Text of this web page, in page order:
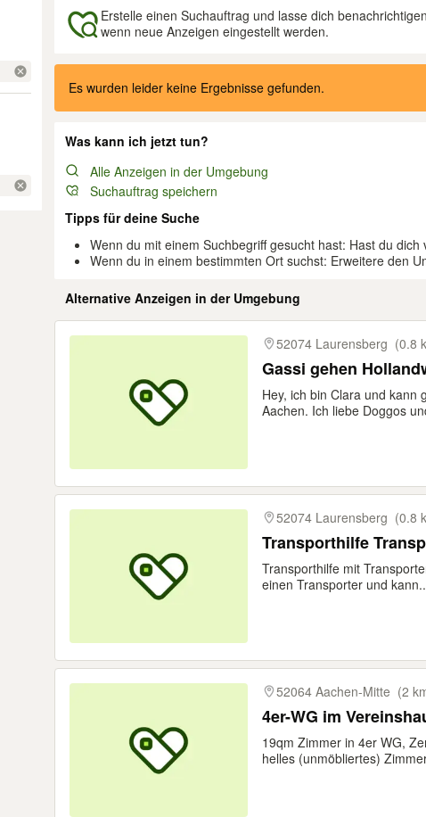
Erstelle einen Suchauftrag und lasse dich
wenn neue Anzeigen eingestellt werden.
Ergebnisse
Es wurden leider keine Ergebnisse gefunden.
Was kann ich jetzt tun?
Alle Anzeigen in der Umgebung
Suchauftrag speichern
Tipps für deine Suche
Wenn du mit einem Suchbegriff gesucht hast: Hast du dich
Wenn du in einem bestimmten Ort suchst: Erweitere den
Alternative Anzeigen in der Umgebung
Ergebnisse
52074 Laurensberg (0.8
Gassi gehen
Hey, ich bin Clara und kann
Aachen. Ich liebe Doggos
52074 Laurensberg (0.8
Transporthilfe
Transporthilfe mit
einen Transporter und
52064 Aachen-Mitte (2
4er-WG im
19qm Zimmer in 4er WG,
helles (unmöbliertes)